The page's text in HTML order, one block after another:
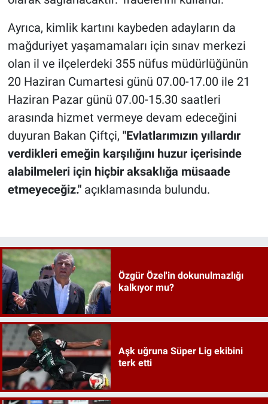
Ayrıca, kimlik kartını kaybeden adayların da
mağduriyet yaşamamaları için sınav merkezi
olan il ve ilçelerdeki 355 nüfus müdürlüğünün
20 Haziran Cumartesi günü 07.00-17.00 ile 21
Haziran Pazar günü 07.00-15.30 saatleri
arasında hizmet vermeye devam edeceğini
duyuran Bakan Çiftçi, "Evlatlarımızın yıllardır
verdikleri emeğin karşılığını huzur içerisinde
alabilmeleri için hiçbir aksaklığa müsaade
etmeyeceğiz."açıklamasında bulundu.
Özgür Özel'in dokunulmazlığı
kalkıyor mu?
Aşk uğruna Süper Lig ekibini
terk etti